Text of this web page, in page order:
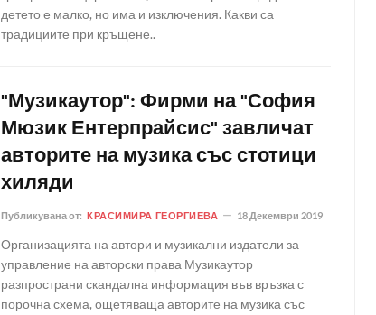
детето е малко, но има и изключения. Какви са
традициите при кръщене..
"Музикаутор": Фирми на "София
Мюзик Ентерпрайсис" завличат
авторите на музика със стотици
хиляди
Публикувана от: КРАСИМИРА ГЕОРГИЕВА 18 Декември 2019
Организацията на автори и музикални издатели за
управление на авторски права Музикаутор
разпространи скандална информация във връзка с
порочна схема, ощетяваща авторите на музика със